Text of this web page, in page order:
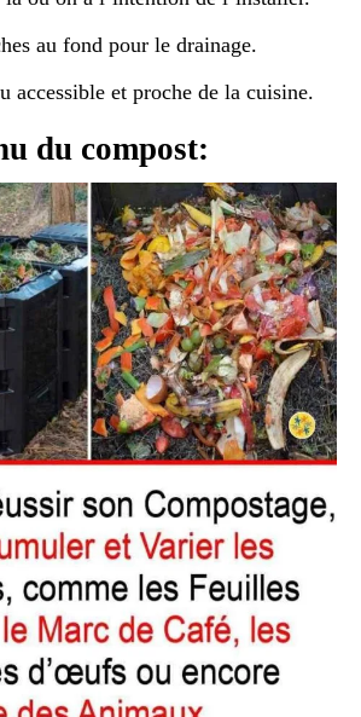
au fond pour le drainage.
accessible et proche de la cuisine.
du compost: